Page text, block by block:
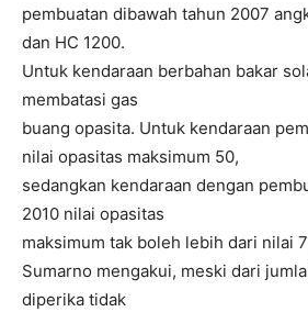
pembuatan dibawah tahun 2007
dan HC 1200.
Untuk kendaraan berbahan bakar
membatasi gas
buang opasita. Untuk kendaraan
nilai opasitas maksimum 50,
sedangkan kendaraan dengan
2010 nilai opasitas
maksimum tak boleh lebih dari nilai
Sumarno mengakui, meski dari
diperika tidak